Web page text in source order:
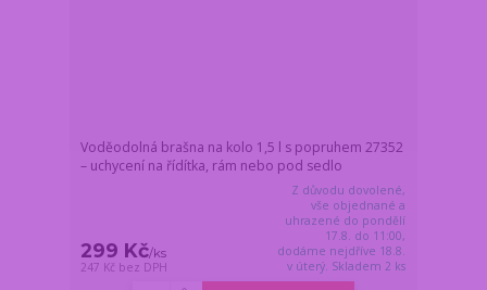
Voděodolná brašna na kolo 1,5 l s popruhem 27352
– uchycení na řídítka, rám nebo pod sedlo
299 Kč/ks
247 Kč bez DPH
Z důvodu dovolené,
vše objednané a
uhrazené do pondělí
17.8. do 11:00,
dodáme nejdříve 18.8.
v úterý. Skladem 2 ks